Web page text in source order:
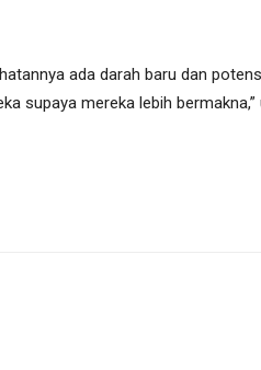
ada darah baru dan
supaya mereka lebih bermakna,”